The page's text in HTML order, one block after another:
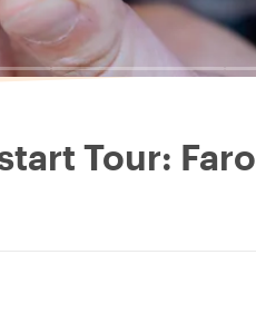
Tour: Faro